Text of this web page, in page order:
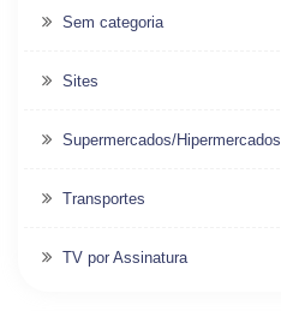
Sem categoria
Sites
Supermercados/Hipermercados
Transportes
TV por Assinatura